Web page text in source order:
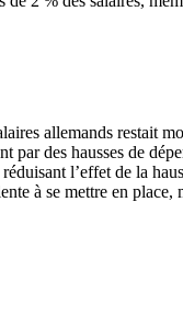
allemands restait
des hausses de
l’effet de la
à se mettre en place,